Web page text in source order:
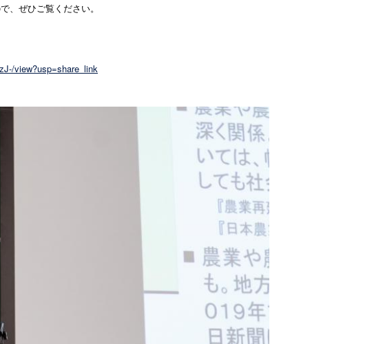
、ぜひご覧ください。
view?usp=share_ link